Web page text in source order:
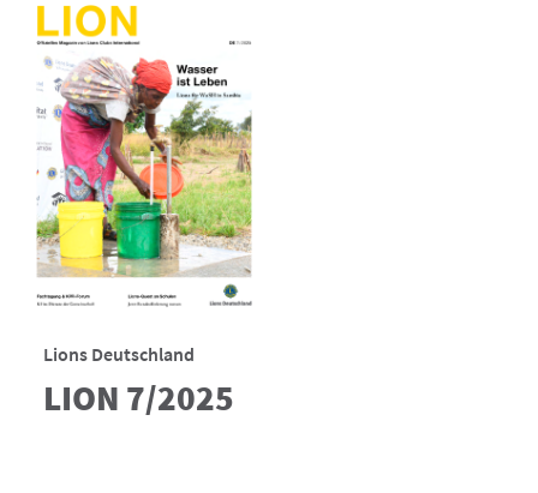
Lions Deutschland
LION 7/2025